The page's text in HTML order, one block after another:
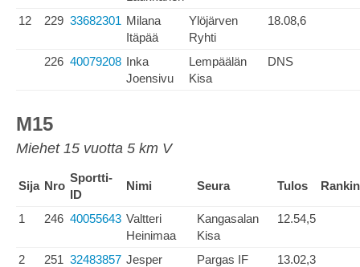
12 229 33682301 Milana
Itäpää
Ylöjärven
Ryhti
18.08,6
226 40079208 Inka
Joensivu
Lempäälän
Kisa
DNS
M15
Miehet 15 vuotta 5 km V
Sija Nro
Sportti-
ID
Nimi Seura Tulos
1 246 40055643 Valtteri
Heinimaa
Kangasalan
Kisa
12.54,5
2 251 32483857 Jesper
Pargas IF 13.02,3